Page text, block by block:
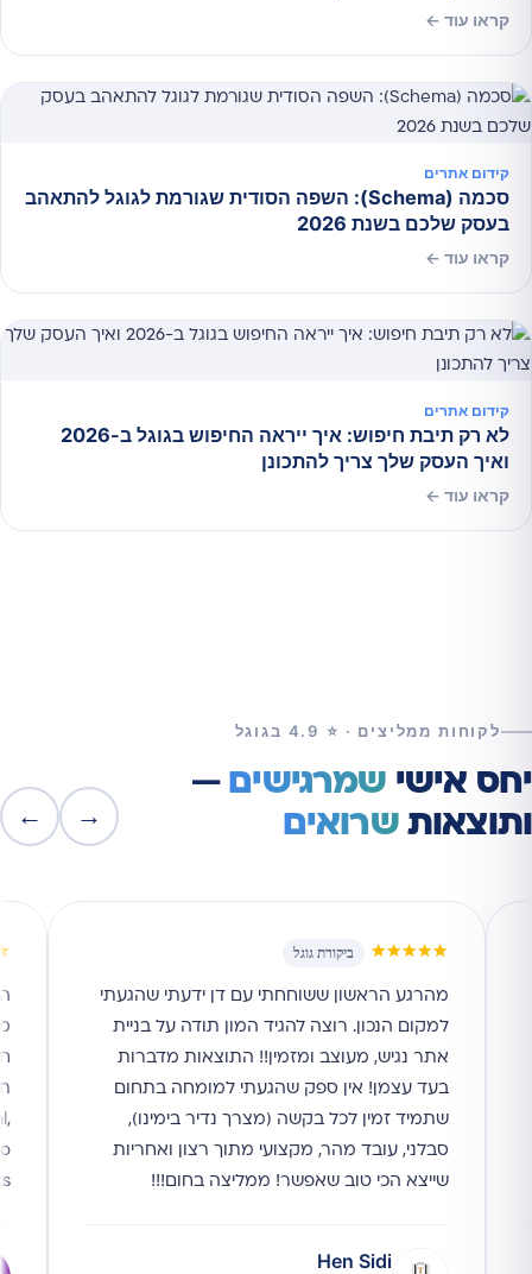
קראו עוד ←
קידום אתרים
סכמה (Schema): השפה הסודית שגורמת לגוגל להתאהב
בעסק שלכם בשנת 2026
קראו עוד ←
קידום אתרים
לא רק תיבת חיפוש: איך ייראה החיפוש בגוגל ב-2026
ואיך העסק שלך צריך להתכונן
קראו עוד ←
לקוחות ממליצים · ⭐ 4.9 בגוגל
יחס אישי שמרגישים —
ותוצאותשרואים →
←
★★★★★ ביקורת גוגל
מהרגע הראשון ששוחחתי עם דן ידעתי שהגעתי
למקום הנכון. רוצה להגיד המון תודה על בניית
אתר נגיש, מעוצב ומזמין!! התוצאות מדברות
בעד עצמן! אין ספק שהגעתי למומחה בתחום
שתמיד זמין לכל בקשה (מצרך נדיר בימינו),
סבלני, עובד מהר, מקצועי מתוך רצון ואחריות
שייצא הכי טוב שאפשר! ממליצה בחום!!!
Hen Sidi